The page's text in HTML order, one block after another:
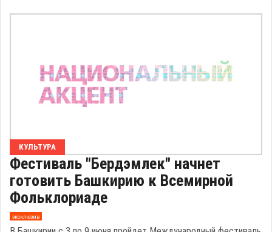
КУЛЬТУРА
Фестиваль "Бердэмлек" начнет
готовить Башкирию к Всемирной
Фольклориаде
эксклюзив